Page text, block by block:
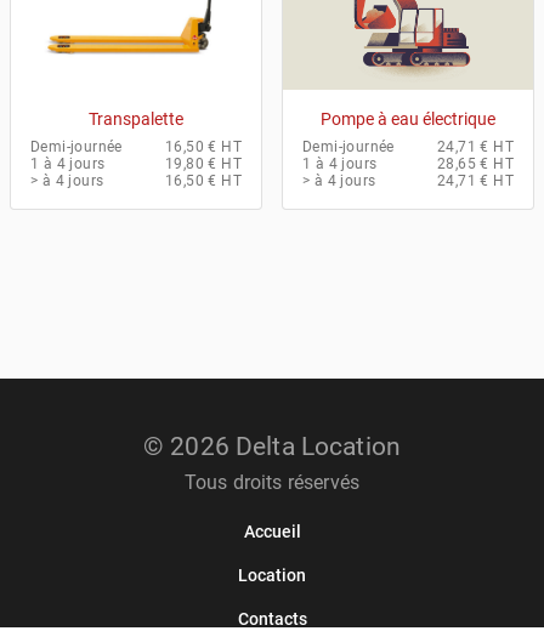
Transpalette
Demi-journée
1 à 4 jours
> à 4 jours
16,50 € HT
19,80 € HT
16,50 € HT
Pompe à eau électrique
Demi-journée
1 à 4 jours
> à 4 jours
24,71 € HT
28,65 € HT
24,71 € HT
© 2026 Delta Location
Tous droits réservés
Accueil
Location
Contacts